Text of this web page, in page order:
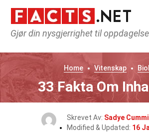
Gjør din nysgjerrighet til oppdagelse
Home Vitenskap
33 Fakta Om
Skrevet Av: Sadye
Modified & Updated: 16